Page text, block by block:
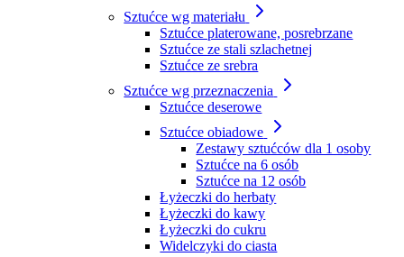
Sztućce wg materiału
Sztućce platerowane, posrebrzane
Sztućce ze stali szlachetnej
Sztućce ze srebra
Sztućce wg przeznaczenia
Sztućce deserowe
Sztućce obiadowe
Zestawy sztućców dla 1 osoby
Sztućce na 6 osób
Sztućce na 12 osób
Łyżeczki do herbaty
Łyżeczki do kawy
Łyżeczki do cukru
Widelczyki do ciasta